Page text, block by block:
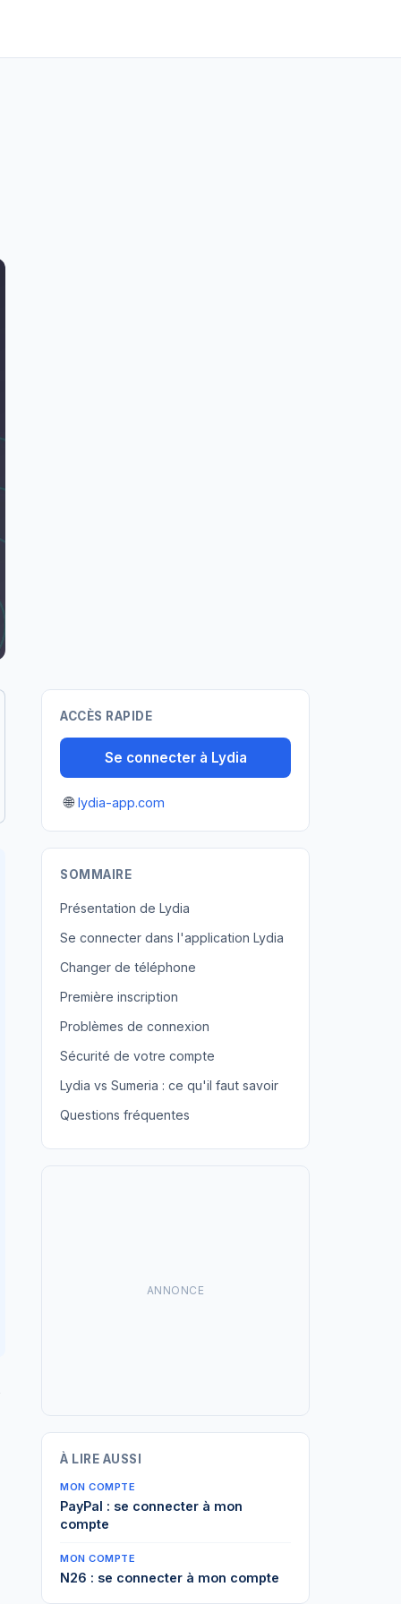
ACCÈS RAPIDE
Se connecter à Lydia
🌐 lydia-app.com
SOMMAIRE
Présentation de Lydia
Se connecter dans l'application Lydia
Changer de téléphone
Première inscription
Problèmes de connexion
Sécurité de votre compte
Lydia vs Sumeria : ce qu'il faut savoir
Questions fréquentes
ANNONCE
À LIRE AUSSI
MON COMPTE
PayPal : se connecter à mon
compte
MON COMPTE
N26 : se connecter à mon compte